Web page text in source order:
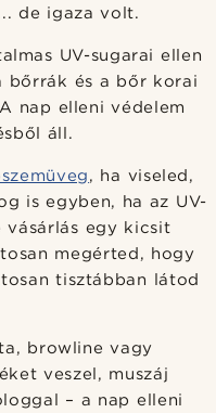
de igaza volt.
UV-sugarai ellen
bőrrák és a bőr korai
nap elleni védelem
áll.
, ha viseled,
is egyben, ha az UV-
vásárlás egy kicsit
megérted, hogy
tisztábban látod
browline vagy
veszel, muszáj
– a nap elleni